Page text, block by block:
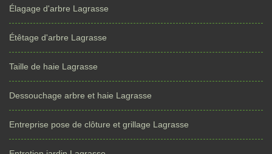
Élagage d'arbre Lagrasse
Étêtage d'arbre Lagrasse
Taille de haie Lagrasse
Dessouchage arbre et haie Lagrasse
Entreprise pose de clôture et grillage Lagrasse